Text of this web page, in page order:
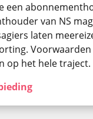
een
van NS
laten
op het hele traject.